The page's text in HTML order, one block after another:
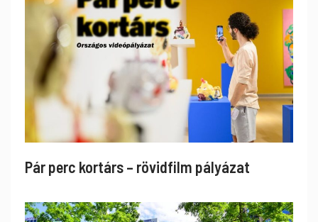
Pár perc kortárs – rövidfilm pályázat